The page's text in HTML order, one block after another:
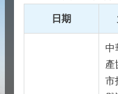
日期
中
產
市